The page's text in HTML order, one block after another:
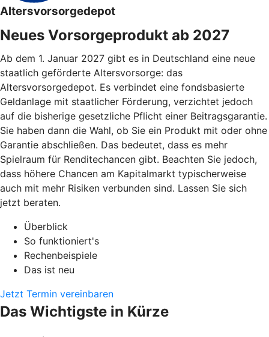
Altersvorsorgedepot
Neues Vorsorgeprodukt ab 2027
Ab dem 1. Januar 2027 gibt es in Deutschland eine neue
staatlich geförderte Altersvorsorge: das
Altersvorsorgedepot. Es verbindet eine fondsbasierte
Geldanlage mit staatlicher Förderung, verzichtet jedoch
auf die bisherige gesetzliche Pflicht einer Beitragsgarantie.
Sie haben dann die Wahl, ob Sie ein Produkt mit oder ohne
Garantie abschließen. Das bedeutet, dass es mehr
Spielraum für Renditechancen gibt. Beachten Sie jedoch,
dass höhere Chancen am Kapitalmarkt typischerweise
auch mit mehr Risiken verbunden sind. Lassen Sie sich
jetzt beraten.
Überblick
So funktioniert's
Rechenbeispiele
Das ist neu
Jetzt Termin vereinbaren
Das Wichtigste in Kürze